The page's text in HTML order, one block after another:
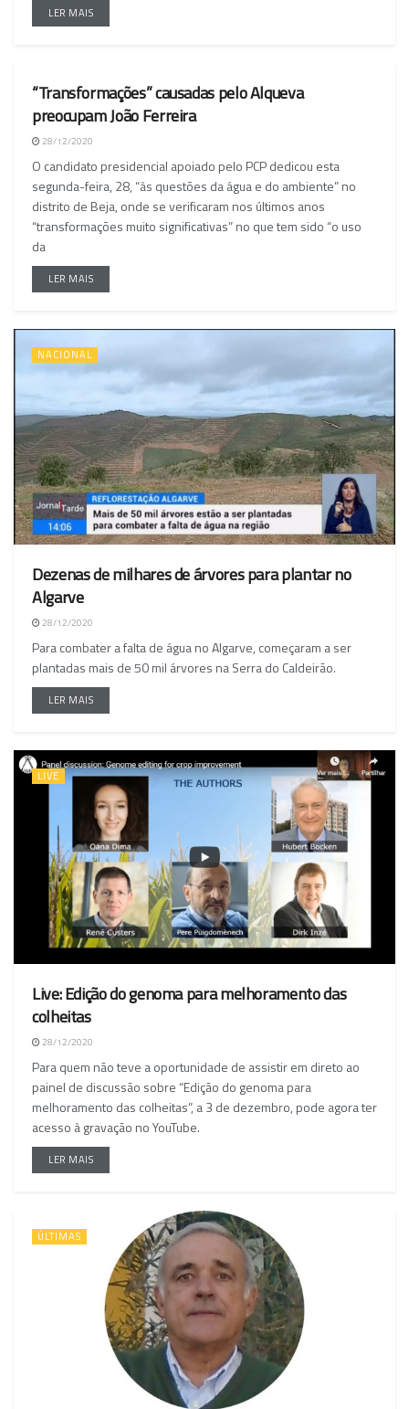
LER MAIS
NACIONAL
“Transformações” causadas pelo Alqueva
preocupam João Ferreira
28/12/2020
O candidato presidencial apoiado pelo PCP dedicou esta
segunda-feira, 28, “às questões da água e do ambiente” no
distrito de Beja, onde se verificaram nos últimos anos
“transformações muito significativas” no que tem sido “o uso
da
LER MAIS
NACIONAL
Dezenas de milhares de árvores para plantar no
Algarve
28/12/2020
Para combater a falta de água no Algarve, começaram a ser
plantadas mais de 50 mil árvores na Serra do Caldeirão.
LER MAIS
LIVE
Live: Edição do genoma para melhoramento das
colheitas
28/12/2020
Para quem não teve a oportunidade de assistir em direto ao
painel de discussão sobre “Edição do genoma para
melhoramento das colheitas”, a 3 de dezembro, pode agora ter
acesso à gravação no YouTube.
LER MAIS
ÚLTIMAS